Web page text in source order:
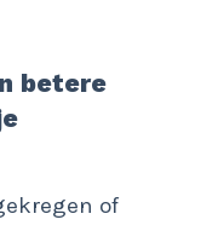
betere
of